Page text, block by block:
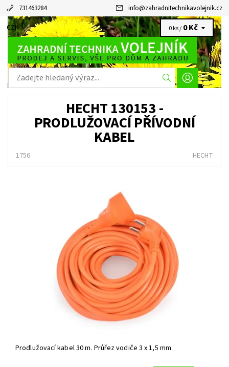
731463284 info@zahradnitechnikavolejnik.cz
CZK 0 ks / 0 Kč
HECHT 130153 -
PRODLUŽOVACÍ PŘÍVODNÍ
KABEL
1756 HECHT
Prodlužovací kabel 30 m. Průřez vodiče 3 x 1,5 mm